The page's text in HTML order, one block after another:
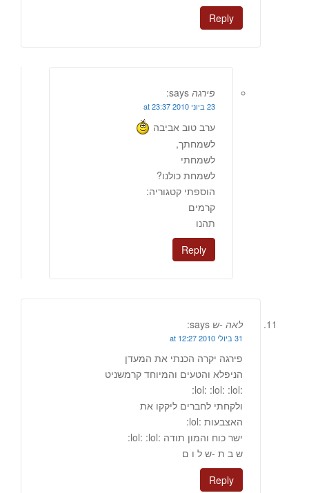
Reply
פירגה says:
23 ביוני 2010 at 23:37
ערב טוב אביבה
לשמחתך,
לשמחתי
לשמחת כולנו?
הוספתי קטגוריה:
קרמים
תהנו
Reply
לאה -ש says:
31 ביולי 2010 at 12:27
פירגה יקרה הכנתי את המעדן
הניפלא והטעים והמיוחד קרמשניט
:lol: :lol: :lol:
ולקחתי לחברים ליקקו את
האצבעות :lol:
ישר כוח והמון תודה :lol: :lol:
ש ב ת -ש ל ו ם
Reply